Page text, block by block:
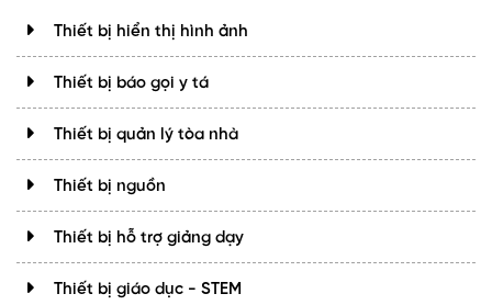
Thiết bị hiển thị hình ảnh
Thiết bị báo gọi y tá
Thiết bị quản lý tòa nhà
Thiết bị nguồn
Thiết bị hỗ trợ giảng dạy
Thiết bị giáo dục - STEM